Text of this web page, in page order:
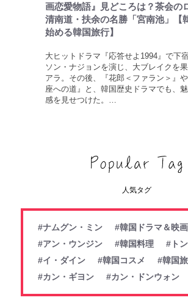
画恋愛物語』見どころは？茶会の
清南道・扶余の名勝「宮南池」【
始める韓国旅行】
大ヒットドラマ『応答せよ1994』で下
ソン・ナジョンを演じ、大ブレイクを
アラ。その後、『花郎＜ファラン＞』
座への道』と、韓国歴史ドラマでも、
感を見せつけた。…
人気タグ
#ナムグン・ミン
#韓国ドラマ＆映画
#アン・ウンジン
#韓国料理
#ト
#イ・ダイン
#韓国コスメ
#韓国
#カン・ギヨン
#カン・ドンウォン